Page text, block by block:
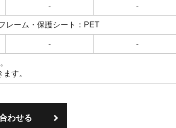
- -
レーム・保護シート：PET
- -
す。
わせる